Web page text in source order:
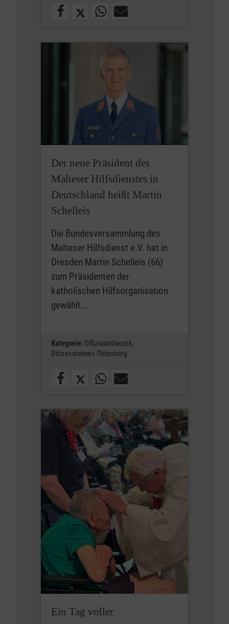
Der neue Präsident des
Malteser Hilfsdienstes in
Deutschland heißt Martin
Schelleis
Die Bundesversammlung des
Malteser Hilfsdienst e.V. hat in
Dresden Martin Schelleis (66)
zum Präsidenten der
katholischen Hilfsorganisation
gewählt.…
Kategorie: Offizialatsbezirk,
Diözesannews Oldenburg
Ein Tag voller